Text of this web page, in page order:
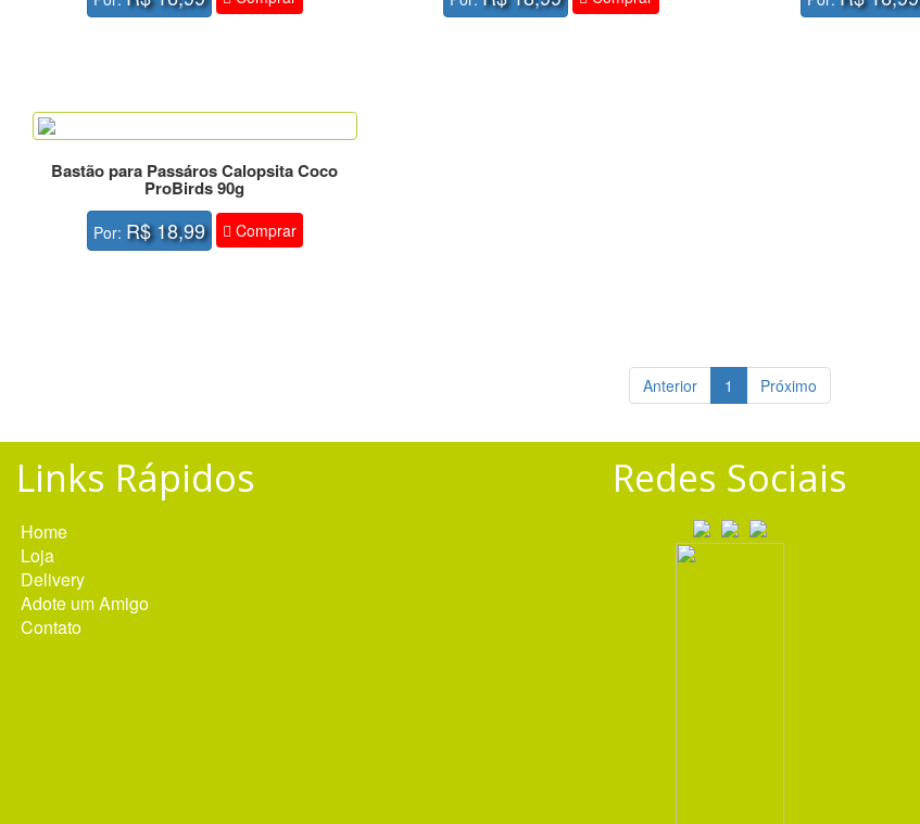
Bastão para Passáros Calopsita Coco
ProBirds 90g
Por: R$ 18,99 Comprar
Anterior 1 Próximo
Links Rápidos
Home
Loja
Delivery
Adote um Amigo
Contato
Redes Sociais